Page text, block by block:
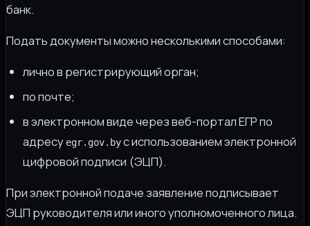
банк.
Подать документы можно несколькими способами:
лично в регистрирующий орган;
по почте;
в электронном виде через веб-портал ЕГР по
адресу egr.gov.byс использованием электронной
цифровой подписи (ЭЦП).
При электронной подаче заявление подписывает
ЭЦП руководителя или иного уполномоченного лица.